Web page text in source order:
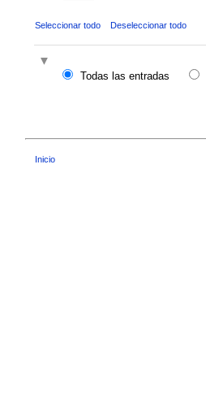
Seleccionar todo Deseleccionar todo
Todas las entradas
Inicio